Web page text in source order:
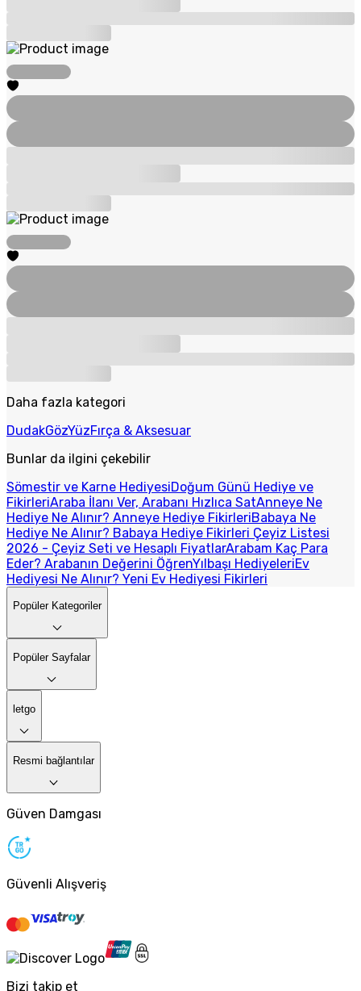
Daha fazla kategori
DudakGözYüzFırça & Aksesuar
Bunlar da ilgini çekebilir
Sömestir ve Karne HediyesiDoğum Günü Hediye ve
FikirleriAraba İlanı Ver, Arabanı Hızlıca SatAnneye Ne
Hediye Ne Alınır? Anneye Hediye FikirleriBabaya Ne
Hediye Ne Alınır? Babaya Hediye Fikirleri Çeyiz Listesi
2026 - Çeyiz Seti ve Hesaplı FiyatlarArabam Kaç Para
Eder? Arabanın Değerini ÖğrenYılbaşı HediyeleriEv
Hediyesi Ne Alınır? Yeni Ev Hediyesi Fikirleri
Popüler Kategoriler
Popüler Sayfalar
letgo
Resmi bağlantılar
Güven Damgası
Güvenli Alışveriş
Bizi takip et